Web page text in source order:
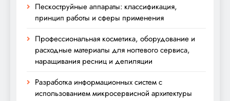
Пескоструйные аппараты: классификация,
принцип работы и сферы применения
Профессиональная косметика, оборудование и
расходные материалы для ногтевого сервиса,
наращивания ресниц и депиляции
Разработка информационных систем с
использованием микросервисной архитектуры